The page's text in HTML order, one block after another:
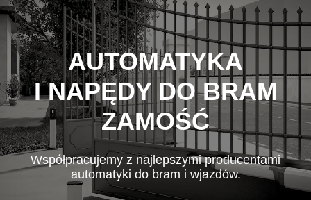
AUTOMATYKA
I NAPĘDY DO BRAM
ZAMOŚĆ
Współpracujemy z najlepszymi producentami
automatyki do bram i wjazdów.